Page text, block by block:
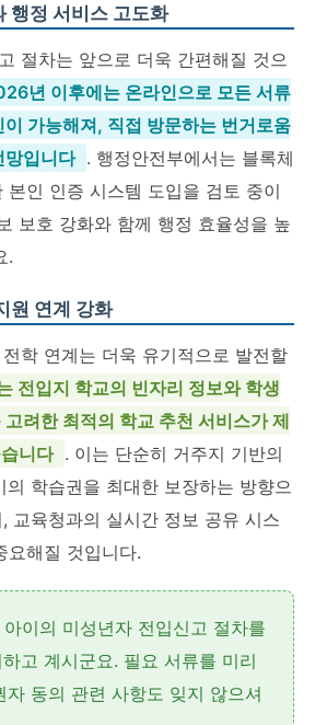
행정 서비스 고도화
절차는 앞으로 더욱 간편해질 것으
년 이후에는 온라인으로 모든 서류
가능해져, 직접 방문하는 번거로움
망입니다 . 행정안전부에서는 블록체
본인 인증 시스템 도입을 검토 중이
보호 강화와 함께 행정 효율성을 높
.
원 연계 강화
학 연계는 더욱 유기적으로 발전할
전입지 학교의 빈자리 정보와 학생
려한 최적의 학교 추천 서비스가 제
니다 . 이는 단순히 거주지 기반의
의 학습권을 최대한 보장하는 방향으
교육청과의 실시간 정보 공유 시스
요해질 것입니다.
이의 미성년자 전입신고 절차를
고 계시군요. 필요 서류를 미리
자 동의 관련 사항도 잊지 않으셔